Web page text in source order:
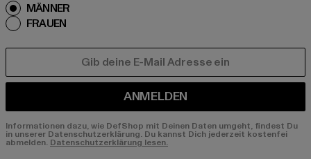
MÄNNER
FRAUEN
ANMELDEN
Informationen dazu, wie DefShop mit Deinen Daten umgeht, findest Du
in unserer Datenschutzerklärung. Du kannst Dich jederzeit kostenfei
abmelden. Datenschutzerklärung lesen.